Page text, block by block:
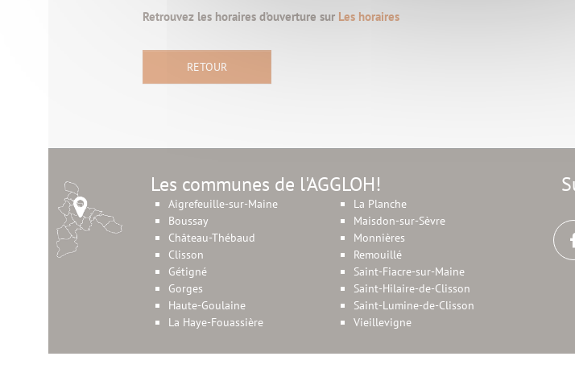
Retrouvez les horaires d’ouverture sur Les horaires
RETOUR
Les communes de l'AGGLOH!
Aigrefeuille-sur-Maine
Boussay
Château-Thébaud
Clisson
Gétigné
Gorges
Haute-Goulaine
La Haye-Fouassière
La Planche
Maisdon-sur-Sèvre
Monnières
Remouillé
Saint-Fiacre-sur-Maine
Saint-Hilaire-de-Clisson
Saint-Lumine-de-Clisson
Vieillevigne